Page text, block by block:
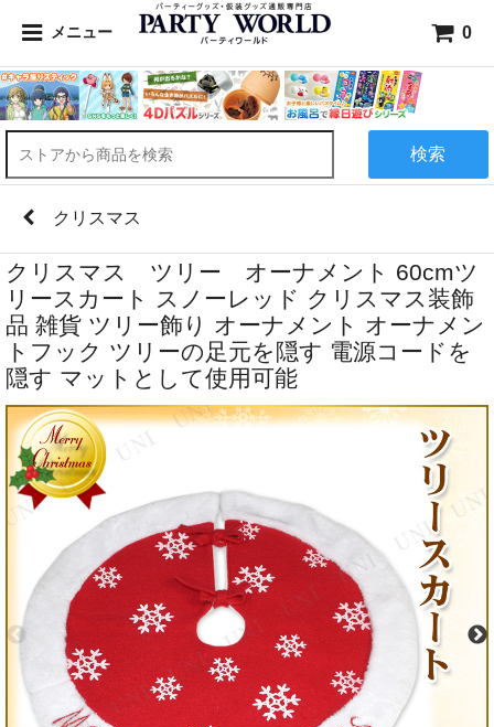
メニュー 0
検索
クリスマス
クリスマス ツリー オーナメント 60cmツ
リースカート スノーレッド クリスマス装飾
品 雑貨 ツリー飾り オーナメント オーナメン
トフック ツリーの足元を隠す 電源コードを
隠す マットとして使用可能